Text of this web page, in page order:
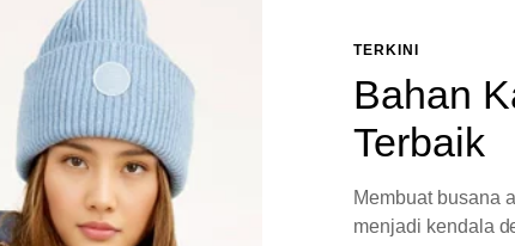
TERKINI
Bahan
Terbaik
Membuat busana
menjadi kendala